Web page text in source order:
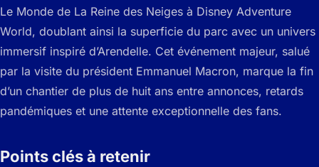
Le Monde de La Reine des Neiges à Disney Adventure
World, doublant ainsi la superficie du parc avec un univers
immersif inspiré d’Arendelle. Cet événement majeur, salué
par la visite du président Emmanuel Macron, marque la fin
d’un chantier de plus de huit ans entre annonces, retards
pandémiques et une attente exceptionnelle des fans.
Points clés à retenir